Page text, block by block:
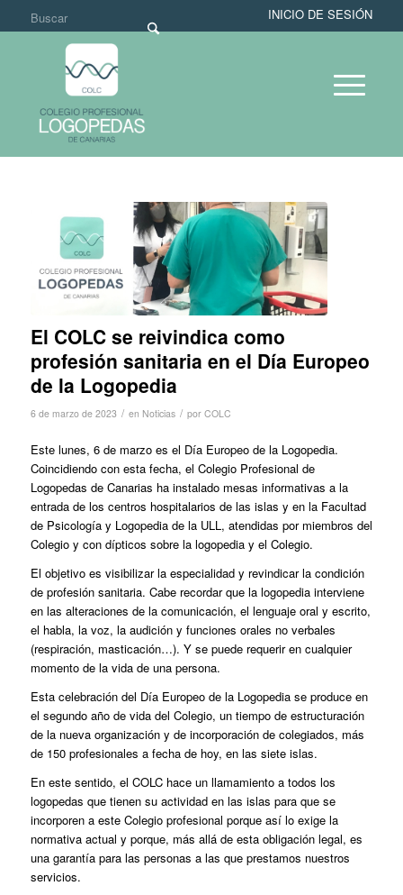
INICIO DE SESIÓN
El COLC se reivindica como
profesión sanitaria en el Día Europeo
de la Logopedia
6 de marzo de 2023 / en Noticias / por COLC
Este lunes, 6 de marzo es el Día Europeo de la Logopedia.
Coincidiendo con esta fecha, el Colegio Profesional de
Logopedas de Canarias ha instalado mesas informativas a la
entrada de los centros hospitalarios de las islas y en la Facultad
de Psicología y Logopedia de la ULL, atendidas por miembros del
Colegio y con dípticos sobre la logopedia y el Colegio.
El objetivo es visibilizar la especialidad y revindicar la condición
de profesión sanitaria. Cabe recordar que la logopedia interviene
en las alteraciones de la comunicación, el lenguaje oral y escrito,
el habla, la voz, la audición y funciones orales no verbales
(respiración, masticación…). Y se puede requerir en cualquier
momento de la vida de una persona.
Esta celebración del Día Europeo de la Logopedia se produce en
el segundo año de vida del Colegio, un tiempo de estructuración
de la nueva organización y de incorporación de colegiados, más
de 150 profesionales a fecha de hoy, en las siete islas.
En este sentido, el COLC hace un llamamiento a todos los
logopedas que tienen su actividad en las islas para que se
incorporen a este Colegio profesional porque así lo exige la
normativa actual y porque, más allá de esta obligación legal, es
una garantía para las personas a las que prestamos nuestros
servicios.